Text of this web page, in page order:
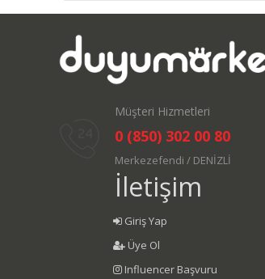
Müşteri Hizmetleri
0 (850) 302 00 80
Merkezefendi / DENİZLİ
İletişim
Giriş Yap
Üye Ol
Influencer Başvuru